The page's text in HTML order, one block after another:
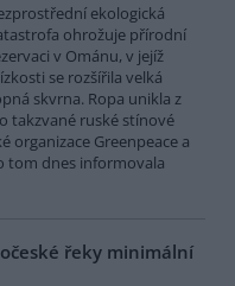
ekologická
ohrožuje přírodní
v Ománu, v jejíž
se rozšířila velká
skvrna. Ropa unikla z
takzvané ruské stínové
organizace Greenpeace a
tom dnes informovala
řeky minimální